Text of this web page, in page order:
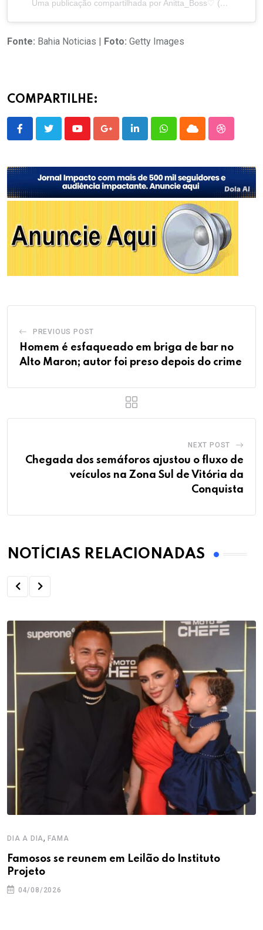
Uma publicação compartilhada por Anitta_Boss♡ (@anitta.boss28)
Fonte: Bahia Noticias | Foto: Getty Images
COMPARTILHE:
YoutubeGoogle+LinkedInWhatsappCloud
PREVIOUS POST
Homem é esfaqueado em briga de bar no
Alto Maron; autor foi preso depois do crime
NEXT POST
Chegada dos semáforos ajustou o fluxo de
veículos na Zona Sul de Vitória da
Conquista
NOTÍCIAS RELACIONADAS
DIA A DIA,FAMA
Famosos se reunem em Leilão do Instituto
Projeto
04/08/2026